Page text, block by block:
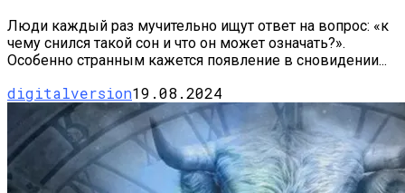
Люди каждый раз мучительно ищут ответ на вопрос: «к
чему снился такой сон и что он может означать?».
Особенно странным кажется появление в сновидении...
digitalversion19.08.2024